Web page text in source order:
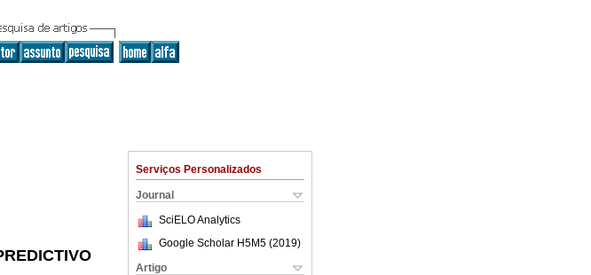
Serviços Personalizados
Journal
SciELO Analytics
Google Scholar H5M5 (2019)
Artigo